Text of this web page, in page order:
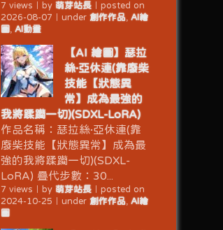
7 views by 萌芽站長｜ posted on
2026-08-07
under 創作作品, AI繪
圖, AI動畫
【AI 繪圖】瑟拉
絲·亞休連(靠廢柴
技能【狀態異
常】成為最強的
我將蹂躪一切)(SDXL-LoRA)
作品名稱：瑟拉絲·亞休連(靠
廢柴技能【狀態異常】成為最
強的我將蹂躪一切)(SDXL-
LoRA) 疊代步數：30...
7 views by 萌芽站長｜ posted on
2024-10-25
under 創作作品, AI繪
圖